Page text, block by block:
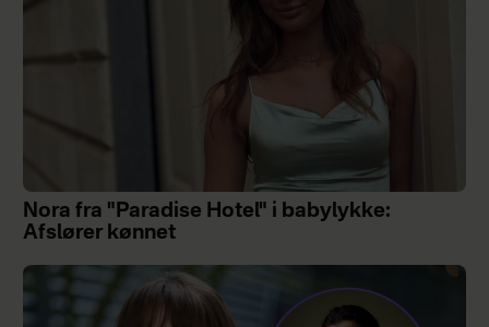
Nora fra "Paradise Hotel" i babylykke:
Afslører kønnet